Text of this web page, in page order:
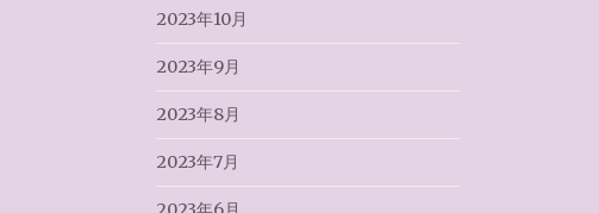
2023年10月
2023年9月
2023年8月
2023年7月